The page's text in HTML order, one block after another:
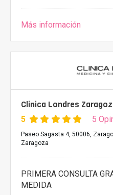
Más información
Clinica Londres
5 5
Paseo Sagasta 4, 50006,
Zaragoza
PRIMERA CONSULTA
MEDIDA